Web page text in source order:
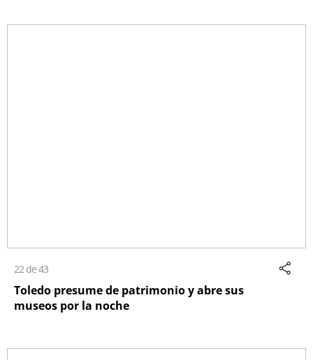
22 de 43
Toledo presume de patrimonio y abre sus
museos por la noche